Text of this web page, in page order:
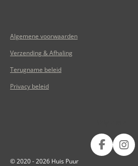
Algemene voorwaarden
Verzending & Afhaling
Terugname beleid
Privacy beleid
F
a
I
n
© 2020 - 2026 Huis Puur